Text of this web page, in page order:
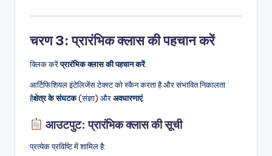
चरण 3: प्रारंभिक क्लास की पहचान करें
क्लिक करेंप्रारंभिक क्लास की पहचान करें.
आर्टिफिशियल इंटेलिजेंस टेक्स्ट को स्कैन करता है और संभावित निकालता
हैक्षेत्र के संघटक(संज्ञा) औरअवधारणाएं.
आउटपुट: प्रारंभिक क्लास की सूची
प्रत्येक प्रविष्टि में शामिल है: